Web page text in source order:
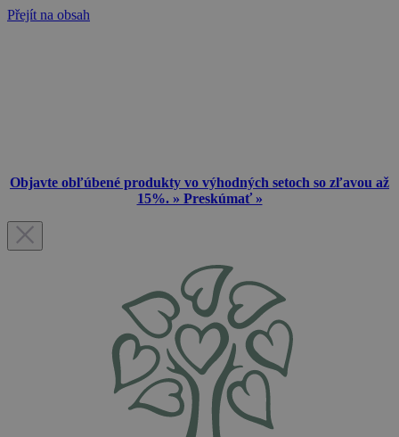
Přejít na obsah
Objavte obľúbené produkty vo výhodných setoch so zľavou až
15%. » Preskúmať »